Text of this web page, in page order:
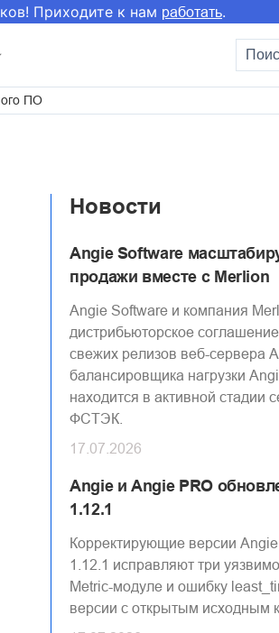
Приходите к нам работать.
ПО
Новости
Angie Software
продажи вместе с Merlion
Angie Software и компания
дистрибьюторское
свежих релизов веб-сервера
балансировщика нагрузки
находится в активной стадии
ФСТЭК.
17.07.2026
Angie и Angie PRO
1.12.1
Корректирующие версии
1.12.1 исправляют три
Metric-модуле и ошибку
версии с открытым исходным